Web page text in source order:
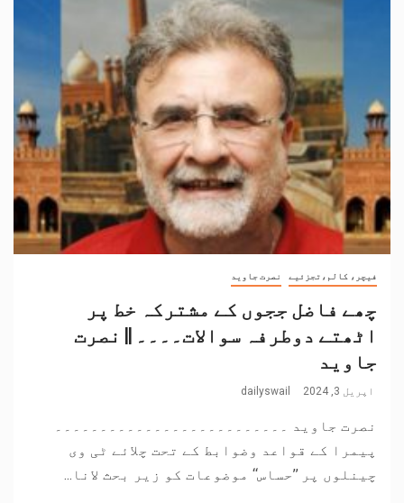
فیچر، کالم،تجزئیے نصرت جاوید
چھے فاضل ججوں کے مشترکہ خط پر
اٹھتے دوطرفہ سوالات۔۔۔۔ || نصرت
جاوید
اپریل 3, 2024 dailyswail
نصرت جاوید ۔۔۔۔۔۔۔۔۔۔۔۔۔۔۔۔۔۔۔۔۔۔۔۔۔۔
پیمرا کے قواعد وضوابط کے تحت چلائے ٹی وی
چینلوں پر ’’حساس‘‘ موضوعات کو زیر بحث لانا...